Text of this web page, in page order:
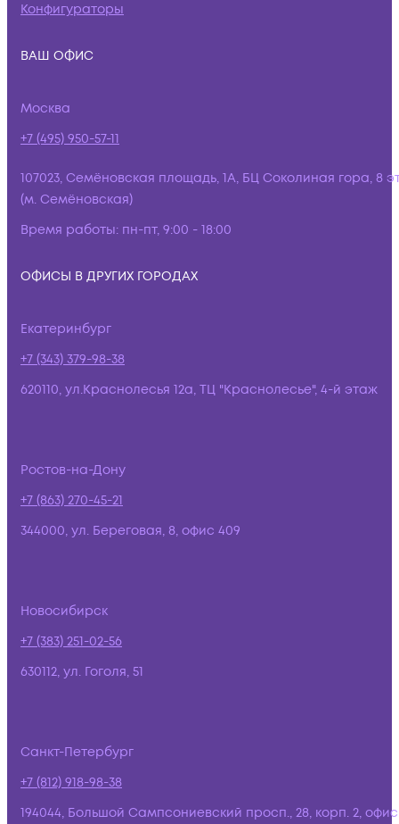
Конфигураторы
ВАШ ОФИС
Москва
+7 (495) 950-57-11
107023, Семёновская площадь, 1А, БЦ Соколиная гора, 8
(м. Семёновская)
Время работы: пн-пт, 9:00 - 18:00
ОФИСЫ В ДРУГИХ ГОРОДАХ
Екатеринбург
+7 (343) 379-98-38
620110, ул.Краснолесья 12а, ТЦ "Краснолесье", 4-й этаж
Ростов-на-Дону
+7 (863) 270-45-21
344000, ул. Береговая, 8, офис 409
Новосибирск
+7 (383) 251-02-56
630112, ул. Гоголя, 51
Санкт-Петербург
+7 (812) 918-98-38
194044, Большой Сампсониевский просп., 28, корп. 2,